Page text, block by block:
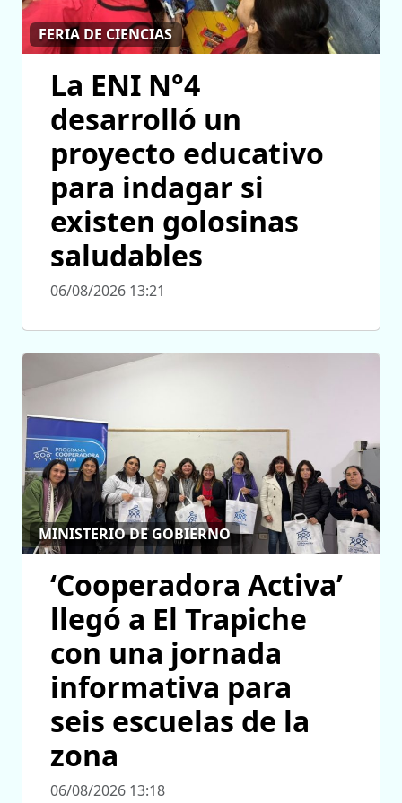
FERIA DE CIENCIAS
La ENI N°4
desarrolló un
proyecto educativo
para indagar si
existen golosinas
saludables
06/08/2026 13:21
MINISTERIO DE GOBIERNO
‘Cooperadora Activa’
llegó a El Trapiche
con una jornada
informativa para
seis escuelas de la
zona
06/08/2026 13:18